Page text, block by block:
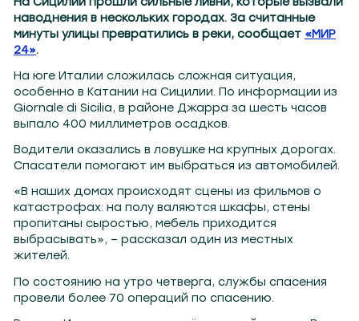
наводнения в нескольких городах. За считанные
минуты улицы превратились в реки, сообщает «МИР
24».
На юге Италии сложилась сложная ситуация,
особенно в Катании на Сицилии. По информации из
Giornale di Sicilia, в районе Джарра за шесть часов
выпало 400 миллиметров осадков.
Водители оказались в ловушке на крупных дорогах.
Спасатели помогают им выбраться из автомобилей.
«В наших домах происходят сцены из фильмов о
катастрофах: на полу валяются шкафы, стены
пропитаны сыростью, мебель приходится
выбрасывать», – рассказал один из местных
жителей.
По состоянию на утро четверга, службы спасения
провели более 70 операций по спасению.